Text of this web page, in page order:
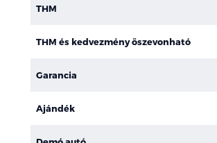
THM
THM és kedvezmény öszevonható
Garancia
Ajándék